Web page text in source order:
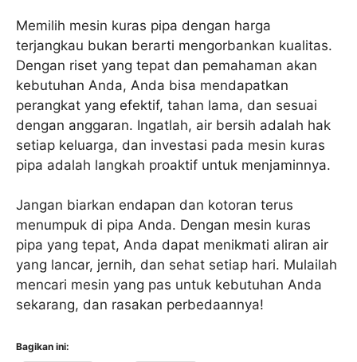
Memilih mesin kuras pipa dengan harga
terjangkau bukan berarti mengorbankan kualitas.
Dengan riset yang tepat dan pemahaman akan
kebutuhan Anda, Anda bisa mendapatkan
perangkat yang efektif, tahan lama, dan sesuai
dengan anggaran. Ingatlah, air bersih adalah hak
setiap keluarga, dan investasi pada mesin kuras
pipa adalah langkah proaktif untuk menjaminnya.
Jangan biarkan endapan dan kotoran terus
menumpuk di pipa Anda. Dengan mesin kuras
pipa yang tepat, Anda dapat menikmati aliran air
yang lancar, jernih, dan sehat setiap hari. Mulailah
mencari mesin yang pas untuk kebutuhan Anda
sekarang, dan rasakan perbedaannya!
Bagikan ini: